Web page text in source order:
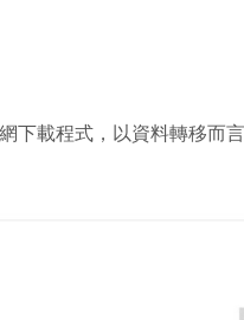
下載程式，以資料轉移而